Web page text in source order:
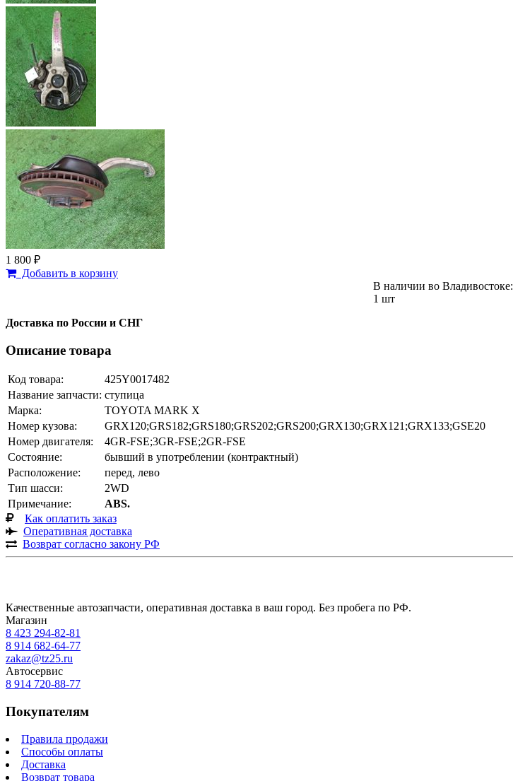
1 800 ₽
Добавить в корзину
В наличии во Владивостоке:
1 шт
Доставка по России и СНГ
Описание товара
Код товара:
425Y0017482
Название запчасти: ступица
Марка:
TOYOTA MARK X
Номер кузова:
GRX120;GRS182;GRS180;GRS202;GRS200;GRX130;GRX121;GRX133;GSE20
Номер двигателя:
4GR-FSE;3GR-FSE;2GR-FSE
Состояние:
бывший в употреблении (контрактный)
Расположение:
перед, лево
Тип шасси:
2WD
Примечание:
ABS.
Как оплатить заказ
Оперативная доставка
Возврат согласно закону РФ
Качественные автозапчасти, оперативная доставка в ваш город. Без пробега по РФ.
Магазин
8 423 294-82-81
8 914 682-64-77
zakaz@tz25.ru
Автосервис
8 914 720-88-77
Покупателям
Правила продажи
Способы оплаты
Доставка
Возврат товара